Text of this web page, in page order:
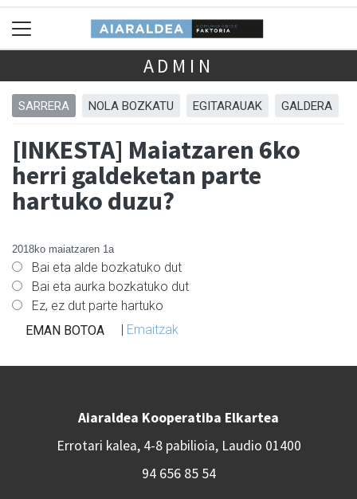
ADMIN
SARRERA NOLA BOZKATU EGITARAUAK GALDERA
[INKESTA] Maiatzaren 6ko
herri galdeketan parte
hartuko duzu?
2018ko maiatzaren 1a
Bai eta alde bozkatuko dut
Bai eta aurka bozkatuko dut
Ez, ez dut parte hartuko
| Emaitzak
Aiaraldea Kooperatiba Elkartea
Errotari kalea, 4-8 pabilioia, Laudio 01400
94 656 85 54